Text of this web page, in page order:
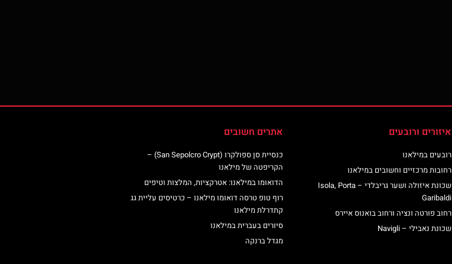
איזורים ורובעים
רובעים במילאנו
רחובות מרכזיים וחשובים במילאנו
שכונת איזולה ושער גריבלדי – Isola, Porta
Garibaldi
רחוב פורטה ונציה ורחוב בואנוס איירס
שכונת נאבילי – Navigli
אתרים חשובים
כנסיית סן ספולקרו (San Sepolcro Crypt) –
הקריפטה של מילאנו
הדואומו במילאנו: אטרקציות, המלצות וטיפים
רוף טופ טרסה דואומו מילאנו – כרטיסים עליית גג
קתדרלת מילאנו
סיורים בעברית במילאנו
מגדל ברנקה